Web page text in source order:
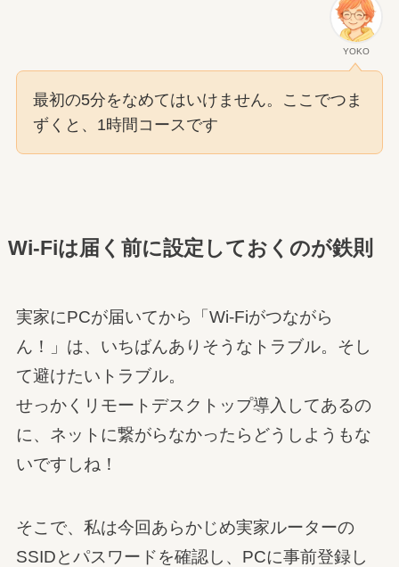
YOKO
最初の5分をなめてはいけません。ここでつま
ずくと、1時間コースです
Wi-Fiは届く前に設定しておくのが鉄則
実家にPCが届いてから「Wi-Fiがつながら
ん！」は、いちばんありそうなトラブル。そし
て避けたいトラブル。
せっかくリモートデスクトップ導入してあるの
に、ネットに繋がらなかったらどうしようもな
いですしね！
そこで、私は今回あらかじめ実家ルーターの
SSIDとパスワードを確認し、PCに事前登録し